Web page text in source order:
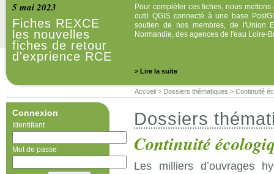
5 mai 2023
Fiches REXCE
les nouvelles
fiches de retour
d'exprience RCE
Pour compléter ces fiches, nous
outil QGIS connecté à une base
soutien de nos membres, de l'Union
Normandie, des agences de l'eau Loire-
> Lire la suite
Accueil > Dossiers thématiques > Continuité
Connexion
Identifiant
Mot de passe
Dossiers
Continuité
Les milliers dʼouvrages